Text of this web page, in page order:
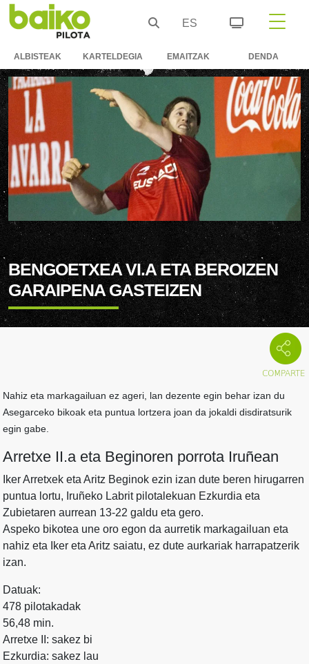
ES
ALBISTEAK KARTELDEGIA EMAITZAK DENDA
BENGOETXEA VI.A ETA BEROIZEN
GARAIPENA GASTEIZEN
Nahiz eta markagailuan ez ageri, lan dezente egin behar izan du
Asegarceko bikoak eta puntua lortzera joan da jokaldi disdiratsurik
egin gabe.
Arretxe II.a eta Beginoren porrota Iruñean
Iker Arretxek eta Aritz Beginok ezin izan dute beren hirugarren
puntua lortu, Iruñeko Labrit pilotalekuan Ezkurdia eta
Zubietaren aurrean 13-22 galdu eta gero.
Aspeko bikotea une oro egon da aurretik markagailuan eta
nahiz eta Iker eta Aritz saiatu, ez dute aurkariak harrapatzerik
izan.
Datuak:
478 pilotakadak
56,48 min.
Arretxe II: sakez bi
Ezkurdia: sakez lau